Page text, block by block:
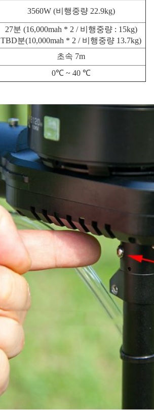
3560W (비행중량 22.9kg)
27분 (16,000mah * 2 / 비행중량 : 15kg)
TBD분(10,000mah * 2 / 비행중량 13.7kg)
초속 7m
0℃ ~ 40 ℃